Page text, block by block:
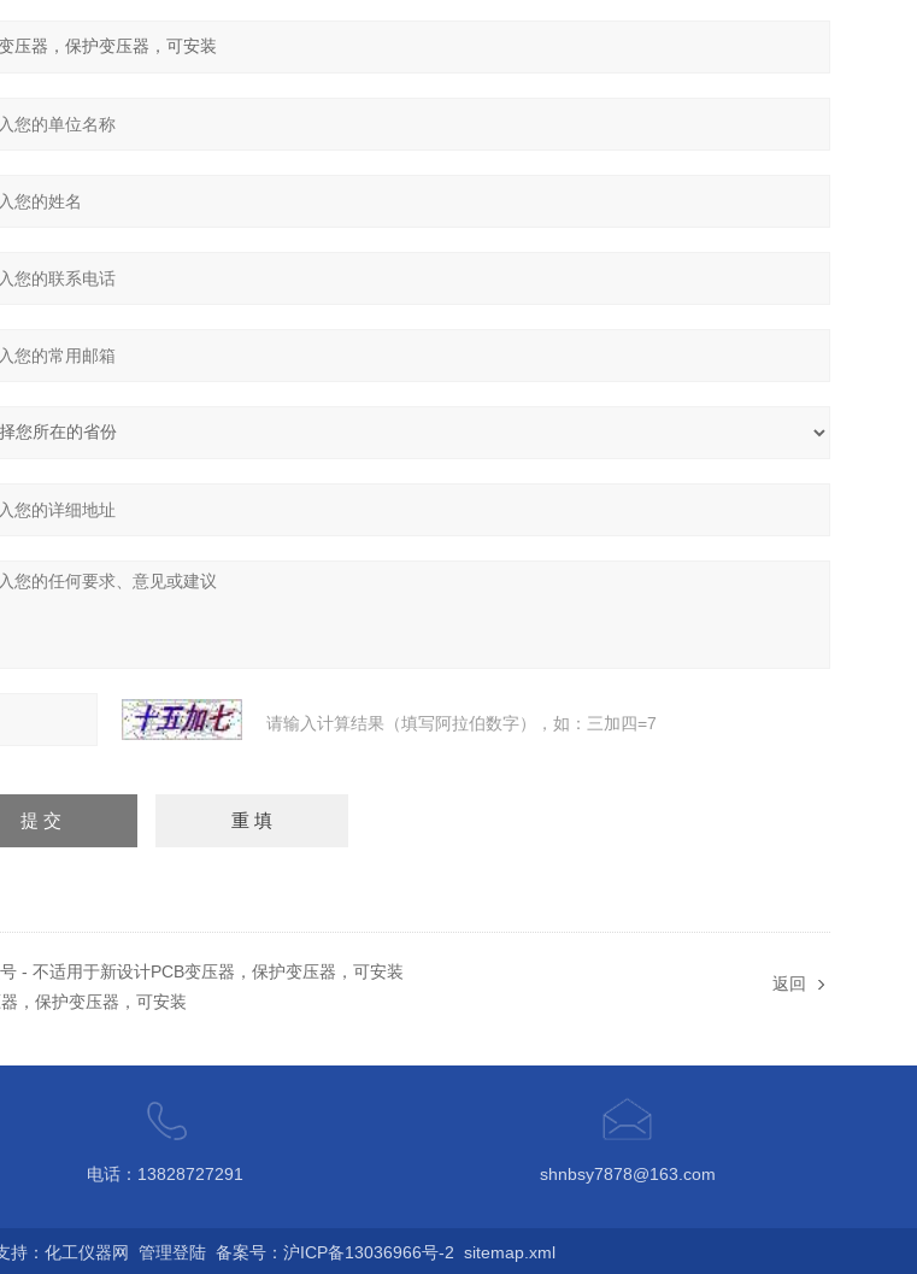
请输入计算结果（填写阿拉伯数字），如：三加四=7
- 不适用于新设计PCB变压器，保护变压器，可安装
，保护变压器，可安装
返回
电话：13828727291 shnbsy7878@163.com
持： 化工仪器网 管理登陆 备案号：沪ICP备13036966号-2 sitemap.xml